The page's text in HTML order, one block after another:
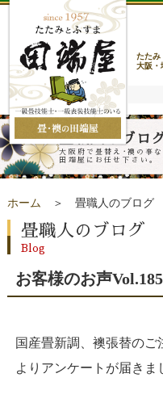
たたみ
大阪・
畳職人のブロ
大阪府で畳替え･襖の事な
田端屋にお任せ下さい。
ホーム ＞ 畳職人のブログ
畳職人のブログ
Blog
お客様のお声Vol.185
国産畳新調、襖張替の
よりアンケートが届きま